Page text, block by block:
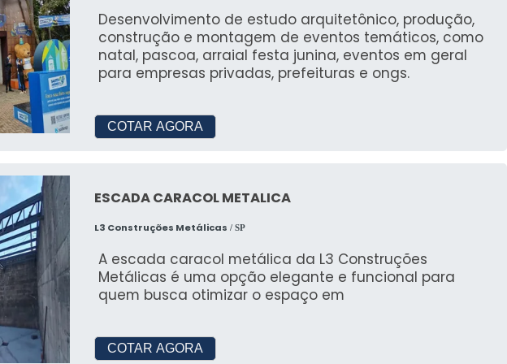
fornecedores para encontrar a melhor opção.
de tendas para eventos?
uma ampla gama de tamanhos para atender a todas as demandas de
compactas até grandes estruturas.
manutenção das tendas?
limpeza regular e inspeções para garantir que a estrutura esteja
em bom estado.
Desenvolvimento de estudo arquitetônico, produção,
construção e montagem de eventos temáticos, como
natal, pascoa, arraial festa junina, eventos em geral
para empresas privadas, prefeituras e ongs.
COTAR AGORA
ESCADA CARACOL METALICA
L3 Construções Metálicas / SP
A escada caracol metálica da L3 Construções
Metálicas é uma opção elegante e funcional para
quem busca otimizar o espaço em
COTAR AGORA